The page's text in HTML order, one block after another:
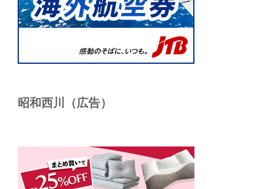
昭和西川（広告）